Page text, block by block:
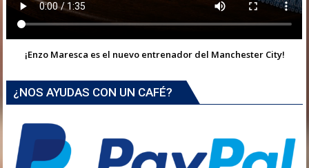
¡Enzo Maresca es el nuevo entrenador del Manchester City!
¿NOS AYUDAS CON UN CAFÉ?